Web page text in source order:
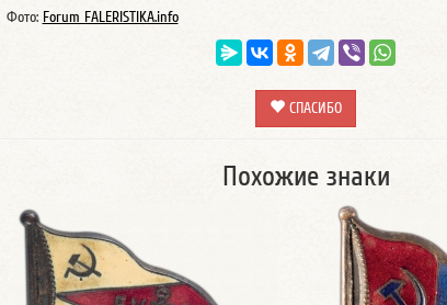
Фото: Forum FALERISTIKA.info
СПАСИБО
Похожие знаки